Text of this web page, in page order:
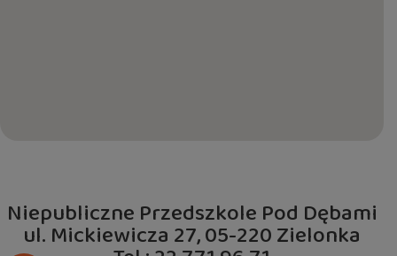
Niepubliczne Przedszkole Pod Dębami
ul. Mickiewicza 27, 05-220 Zielonka